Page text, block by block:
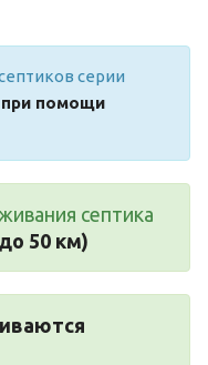
серии
при помощи
септика
50 км)